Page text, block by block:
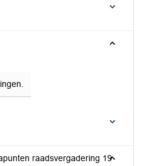
raadsvergadering 19